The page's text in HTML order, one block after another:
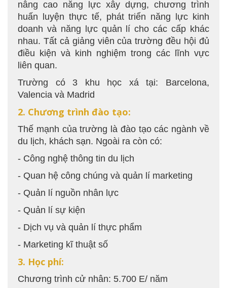
nâng cao năng lực xây dựng, chương trình
huấn luyện thực tế, phát triển năng lực kinh
doanh và năng lực quản lí cho các cấp khác
nhau. Tất cả giảng viên của trường đều hội đủ
điều kiện và kinh nghiệm trong các lĩnh vực
liên quan.
Trường có 3 khu học xá tại: Barcelona,
Valencia và Madrid
2. Chương trình đào tạo:
Thế mạnh của trường là đào tạo các ngành về
du lịch, khách sạn. Ngoài ra còn có:
- Công nghệ thông tin du lịch
- Quan hệ công chúng và quản lí marketing
- Quản lí nguồn nhân lực
- Quản lí sự kiện
- Dịch vụ và quản lí thực phẩm
- Marketing kĩ thuật số
3. Học phí:
Chương trình cử nhân: 5.700 E/ năm